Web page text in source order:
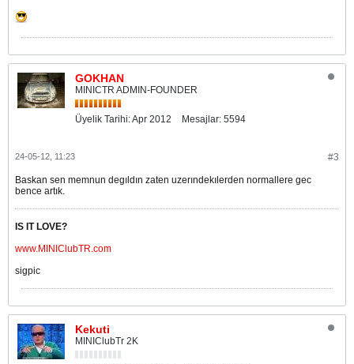
GOKHAN
MINICTR ADMIN-FOUNDER
Üyelik Tarihi:Apr 2012 Mesajlar: 5594
#3
24-05-12, 11:23
Baskan sen memnun degıldın zaten uzerındekılerden normallere gec
bence artık.
IS IT LOVE?
www.MINIClubTR.com
sigpic
Kekuti
MINIClubTr 2K